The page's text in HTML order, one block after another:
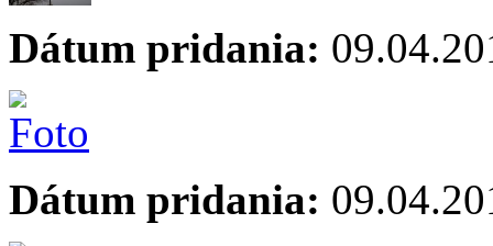
Dátum pridania:
Dátum pridania: